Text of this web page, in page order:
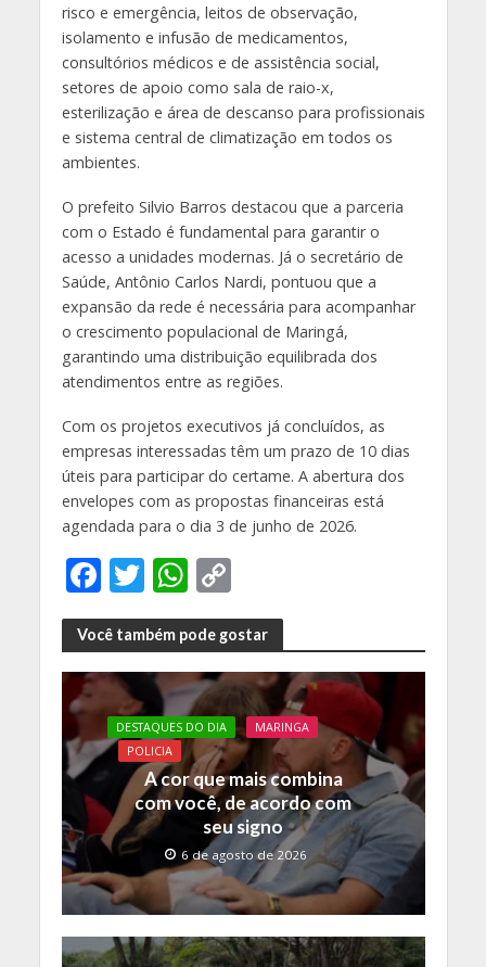
risco e emergência, leitos de observação,
isolamento e infusão de medicamentos,
consultórios médicos e de assistência social,
setores de apoio como sala de raio-x,
esterilização e área de descanso para profissionais
e sistema central de climatização em todos os
ambientes.
O prefeito Silvio Barros destacou que a parceria
com o Estado é fundamental para garantir o
acesso a unidades modernas. Já o secretário de
Saúde, Antônio Carlos Nardi, pontuou que a
expansão da rede é necessária para acompanhar
o crescimento populacional de Maringá,
garantindo uma distribuição equilibrada dos
atendimentos entre as regiões.
Com os projetos executivos já concluídos, as
empresas interessadas têm um prazo de 10 dias
úteis para participar do certame. A abertura dos
envelopes com as propostas financeiras está
agendada para o dia 3 de junho de 2026.
F
ac
e
b
o
o
k
T
w
itt
er
W
h
at
s
A
p
p
C
o
p
y
Li
n
k
Você também pode gostar
DESTAQUES DO DIA
MARINGA
POLICIA
A cor que mais combina
com você, de acordo com
seu signo
6 de agosto de 2026